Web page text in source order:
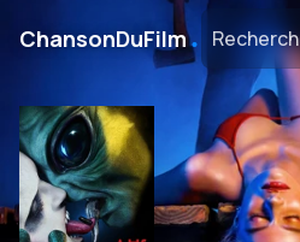
ChansonDuFilm․